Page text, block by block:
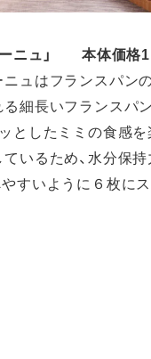
ニュ 」 本体価格1
ュはフランスパン
る細長いフランスパ
ッとしたミミの食感
ているため、水分保
すいように６枚に